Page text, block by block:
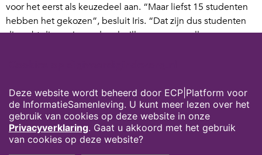
voor het eerst als keuzedeel aan. “Maar liefst 15 studenten
hebben het gekozen”, besluit Iris. “Dat zijn dus studenten
die echt die aanjagende rol willen gaan vervullen, ze
Deze website wordt beheerd door ECP|Platform voor
de InformatieSamenleving. U kunt meer lezen over het
gebruik van cookies op deze website in onze
Privacyverklaring. Gaat u akkoord met het gebruik
van cookies op deze website?